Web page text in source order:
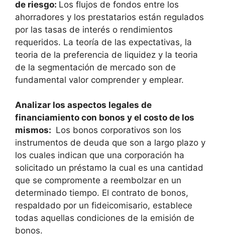
de riesgo: Los flujos de fondos entre los
ahorradores y los prestatarios están regulados
por las tasas de interés o rendimientos
requeridos. La teoría de las expectativas, la
teoria de la preferencia de liquidez y la teoria
de la segmentación de mercado son de
fundamental valor comprender y emplear.
Analizar los aspectos legales de
financiamiento con bonos y el costo de los
mismos: Los bonos corporativos son los
instrumentos de deuda que son a largo plazo y
los cuales indican que una corporación ha
solicitado un préstamo la cual es una cantidad
que se compromente a reembolzar en un
determinado tiempo. El contrato de bonos,
respaldado por un fideicomisario, establece
todas aquellas condiciones de la emisión de
bonos.